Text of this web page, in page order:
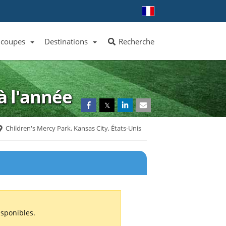
Liste des clubs et équipes
Liste des ligues et coupes
Destinations
Toutes les destinations
Recherche
l'année 𝕏
Children's Mercy Park, Kansas City, États-Unis